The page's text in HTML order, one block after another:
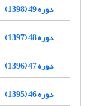
دوره 49 (1398)
دوره 48 (1397)
دوره 47 (1396)
دوره 46 (1395)